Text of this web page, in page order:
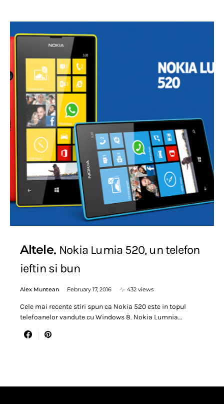
Altele Nokia Lumia 520, un telefon
ieftin si bun
Alex Muntean February 17, 2016 432 views
Cele mai recente stiri spun ca Nokia 520 este in topul
telefoanelor vandute cu Windows 8. Nokia Lumnia…